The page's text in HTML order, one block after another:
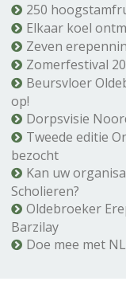
250
Elkaar koel
Zeven
Zomerfestival
Beursvloer
op!
Dorpsvisie
Tweede editie
bezocht
Kan uw
Scholieren?
Oldebroeker
Barzilay
Doe mee met